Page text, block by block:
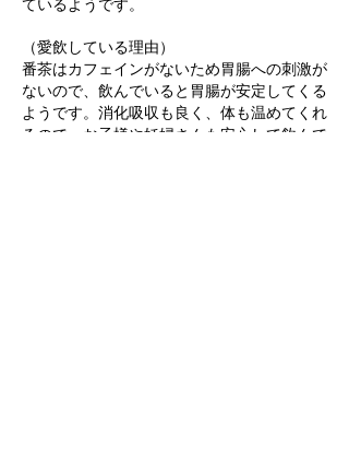
（愛飲している理由）
番茶はカフェインがないため胃腸への刺激が
ないので、飲んでいると胃腸が安定してくる
ようです。消化吸収も良く、体も温めてくれ
るので、お子様や妊婦さんも安心して飲んで